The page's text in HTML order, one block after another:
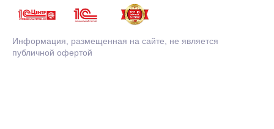
Информация, размещенная на сайте, не является
публичной офертой